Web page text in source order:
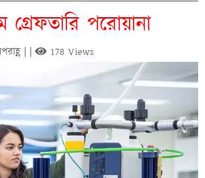
গ্রেফতারি পরোয়ানা
| | 178 Views